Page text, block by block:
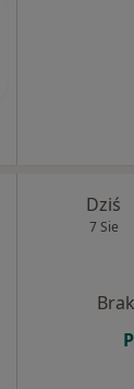
Dziś
7 Sie